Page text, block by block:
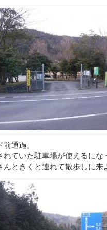
通過。
ていた駐車場が使えるにな
ときくと連れて散歩しに来